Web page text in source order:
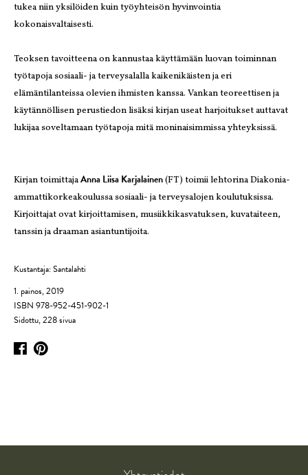
tukea niin yksilöiden kuin työyhteisön hyvinvointia
kokonaisvaltaisesti.
Teoksen tavoitteena on kannustaa käyttämään luovan toiminnan
työtapoja sosiaali- ja terveysalalla kaikenikäisten ja eri
elämäntilanteissa olevien ihmisten kanssa. Vankan teoreettisen ja
käytännöllisen perustiedon lisäksi kirjan useat harjoitukset auttavat
lukijaa soveltamaan työtapoja mitä moninaisimmissa yhteyksissä.
Kirjan toimittajaAnna Liisa Karjalainen(FT) toimii lehtorina Diakonia-
ammattikorkeakoulussa sosiaali- ja terveysalojen koulutuksissa.
Kirjoittajat ovat kirjoittamisen, musiikkikasvatuksen, kuvataiteen,
tanssin ja draaman asiantuntijoita.
Kustantaja: Santalahti
1. painos, 2019
ISBN 978-952-451-902-1
Sidottu, 228 sivua